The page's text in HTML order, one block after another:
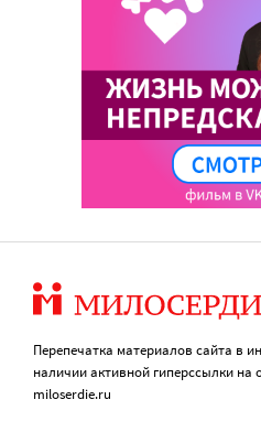
Перепечатка материалов сайта в
наличии активной гиперссылки на
miloserdie.ru